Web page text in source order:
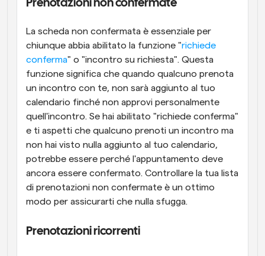
Prenotazioni non confermate
La scheda non confermata è essenziale per
chiunque abbia abilitato la funzione "richiede
conferma" o "incontro su richiesta". Questa
funzione significa che quando qualcuno prenota
un incontro con te, non sarà aggiunto al tuo
calendario finché non approvi personalmente
quell'incontro. Se hai abilitato "richiede conferma"
e ti aspetti che qualcuno prenoti un incontro ma
non hai visto nulla aggiunto al tuo calendario,
potrebbe essere perché l'appuntamento deve
ancora essere confermato. Controllare la tua lista
di prenotazioni non confermate è un ottimo
modo per assicurarti che nulla sfugga.
Prenotazioni ricorrenti